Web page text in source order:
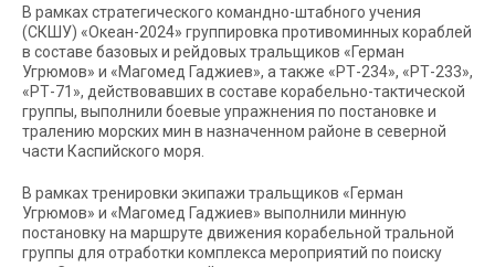
В рамках стратегического командно-штабного учения
(СКШУ) «Океан-2024» группировка противоминных кораблей
в составе базовых и рейдовых тральщиков «Герман
Угрюмов» и «Магомед Гаджиев», а также «РТ-234», «РТ-233»,
«РТ-71», действовавших в составе корабельно-тактической
группы, выполнили боевые упражнения по постановке и
тралению морских мин в назначенном районе в северной
части Каспийского моря.
В рамках тренировки экипажи тральщиков «Герман
Угрюмов» и «Магомед Гаджиев» выполнили минную
постановку на маршруте движения корабельной тральной
группы для отработки комплекса мероприятий по поиску